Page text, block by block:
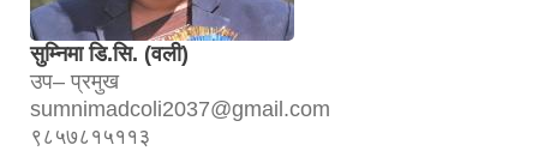
सुम्निमा डि.सि. (वली)
उप– प्रमुख
sumnimadcoli2037@gmail.com
९८५७८१५११३